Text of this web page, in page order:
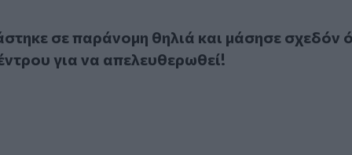
σε παράνομη θηλιά και μάσησε σχεδόν όλο τον κορμό
σε παράνομη θηλιά και μάσησε σχεδόν
για να απελευθερωθεί!